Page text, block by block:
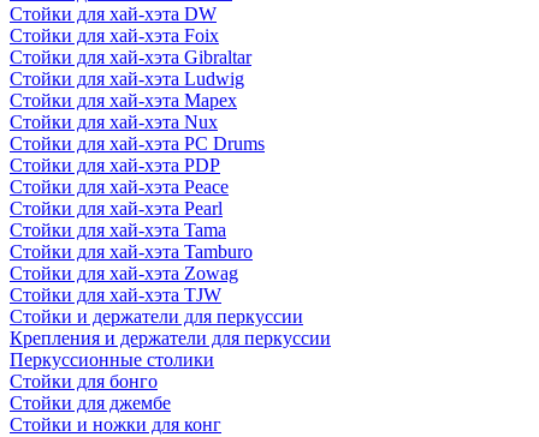
Стойки для хай-хэта DW
Стойки для хай-хэта Foix
Стойки для хай-хэта Gibraltar
Стойки для хай-хэта Ludwig
Стойки для хай-хэта Mapex
Стойки для хай-хэта Nux
Стойки для хай-хэта PC Drums
Стойки для хай-хэта PDP
Стойки для хай-хэта Peace
Стойки для хай-хэта Pearl
Стойки для хай-хэта Tama
Стойки для хай-хэта Tamburo
Стойки для хай-хэта Zowag
Стойки для хай-хэта TJW
Стойки и держатели для перкуссии
Крепления и держатели для перкуссии
Перкуссионные столики
Стойки для бонго
Стойки для джембе
Стойки и ножки для конг